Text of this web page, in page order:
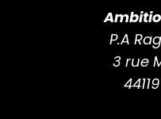
P.A
3 rue